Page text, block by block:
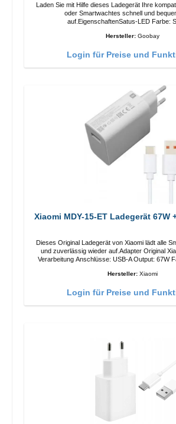
Laden Sie mit Hilfe dieses Ladegerät Ihre
oder Smartwachtes schnell und
auf.EigenschaftenSatus-LED Farbe:
Hersteller: Goobay
Login für Preise und
Xiaomi MDY-15-ET Ladegerät 67W
Dieses Original Ladegerät von Xiaomi lädt alle
und zuverlässig wieder auf.Adapter Original Xiaomi
Verarbeitung Anschlüsse: USB-A Output: 67W Farbe: Weiss Kabel
Hersteller: Xiaomi
Login für Preise und